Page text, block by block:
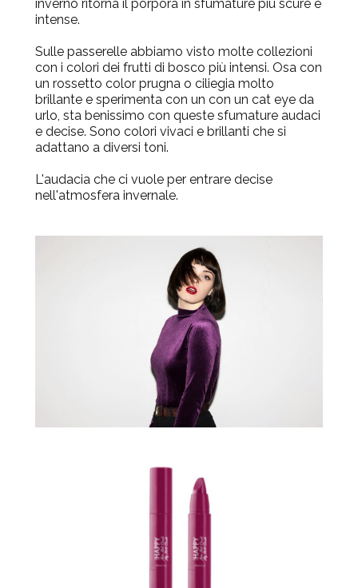
inverno ritorna il porpora in sfumature più scure e
intense.
Sulle passerelle abbiamo visto molte collezioni
con i colori dei frutti di bosco più intensi. Osa con
un rossetto color prugna o ciliegia molto
brillante e sperimenta con un con un cat eye da
urlo, sta benissimo con queste sfumature audaci
e decise. Sono colori vivaci e brillanti che si
adattano a diversi toni.
L'audacia che ci vuole per entrare decise
nell'atmosfera invernale.